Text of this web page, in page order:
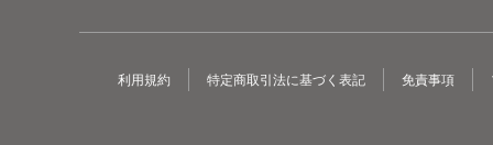
利用規約 特定商取引法に基づく表記 免責事項